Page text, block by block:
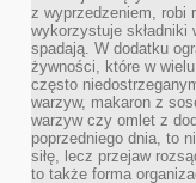
z wyprzedzeniem, robi
wykorzystuje
spadają. W dodatku
żywności, które w
często
warzyw, makaron z
warzyw czy omlet z
poprzedniego dnia, to
siłę, lecz przejaw
to także forma